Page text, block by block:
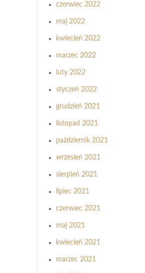
czerwiec 2022
maj 2022
kwiecień 2022
marzec 2022
luty 2022
styczeń 2022
grudzień 2021
listopad 2021
październik 2021
wrzesień 2021
sierpień 2021
lipiec 2021
czerwiec 2021
maj 2021
kwiecień 2021
marzec 2021